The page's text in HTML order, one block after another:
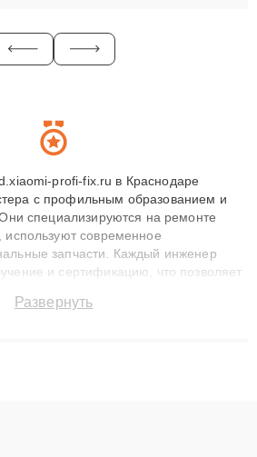
profi-fix.ru в Краснодаре
с профильным образованием и
специализируются на ремонте
используют современное
запчасти. Каждый инженер
и сертификацию, что позволяет
гарантии до 3 лет. Наши мастера
Развернуть